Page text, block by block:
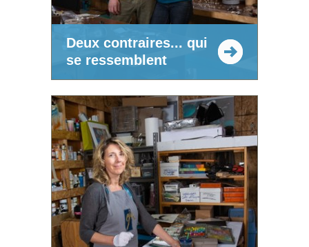
Deux contraires... qui
se ressemblent